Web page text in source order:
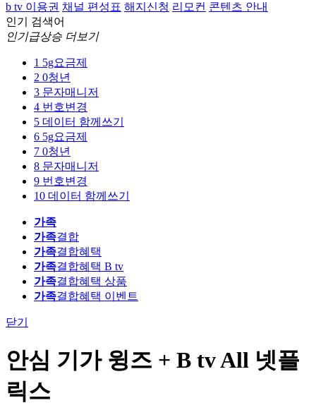
b tv 이용권 채널 편성표 해지신청 리모컨 콘텐츠 안내
인기 검색어
인기급상승 더보기
1 5g요금제
2 0청년
3 문자매니저
4 번호변경
5 데이터 함께쓰기
6 5g요금제
7 0청년
8 문자매니저
9 번호변경
10 데이터 함께쓰기
가족
가족결합
가족결합혜택
가족결합혜택 B tv
가족결합혜택 상품
가족결합혜택 이벤트
닫기
안심 기가 윙즈 + B tv All 넷플
릭스